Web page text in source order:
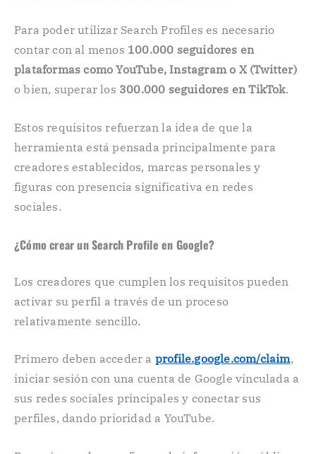
Para poder utilizar Search Profiles es necesario
contar con al menos 100.000 seguidores en
plataformas como YouTube, Instagram o X (Twitter)
o bien, superar los 300.000 seguidores en TikTok.
Estos requisitos refuerzan la idea de que la
herramienta está pensada principalmente para
creadores establecidos, marcas personales y
figuras con presencia significativa en redes
sociales.
¿Cómo crear un Search Profile en Google?
Los creadores que cumplen los requisitos pueden
activar su perfil a través de un proceso
relativamente sencillo.
Primero deben acceder a profile.google.com/claim,
iniciar sesión con una cuenta de Google vinculada a
sus redes sociales principales y conectar sus
perfiles, dando prioridad a YouTube.